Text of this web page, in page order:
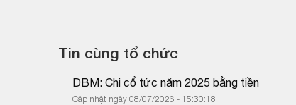
Tin cùng tổ chức
DBM: Chi cổ tức năm 2025 bằng tiền
Cập nhật ngày 08/07/2026 - 15:30:18